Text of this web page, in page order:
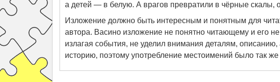
а детей — в белую. А врагов превратили в чёрные скалы,
Изложение должно быть интересным и понятным для
автора. Васино изложение не понятно читающему и его
излагая события, не уделил внимания деталям, описанию,
историю, поэтому употребление местоимений было так